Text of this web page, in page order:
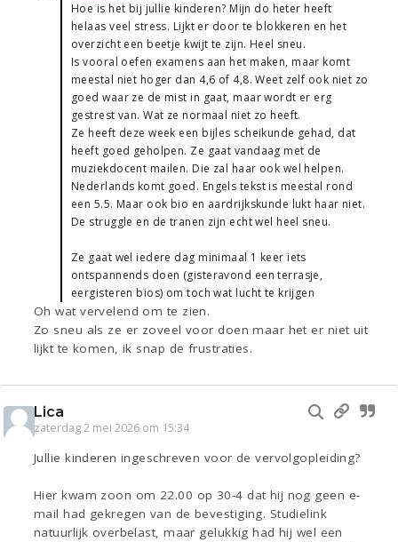
Hoe is het bij jullie kinderen? Mijn do heter heeft
helaas veel stress. Lijkt er door te blokkeren en het
overzicht een beetje kwijt te zijn. Heel sneu.
Is vooral oefen examens aan het maken, maar komt
meestal niet hoger dan 4,6 of 4,8. Weet zelf ook niet zo
goed waar ze de mist in gaat, maar wordt er erg
gestrest van. Wat ze normaal niet zo heeft.
Ze heeft deze week een bijles scheikunde gehad, dat
heeft goed geholpen. Ze gaat vandaag met de
muziekdocent mailen. Die zal haar ook wel helpen.
Nederlands komt goed. Engels tekst is meestal rond
een 5.5. Maar ook bio en aardrijkskunde lukt haar niet.
De struggle en de tranen zijn echt wel heel sneu.
Ze gaat wel iedere dag minimaal 1 keer iets
ontspannends doen (gisteravond een terrasje,
eergisteren bios) om toch wat lucht te krijgen
Oh wat vervelend om te zien.
Zo sneu als ze er zoveel voor doen maar het er niet uit
lijkt te komen, ik snap de frustraties.
Lica
zaterdag 2 mei 2026 om 15:34
Jullie kinderen ingeschreven voor de vervolgopleiding?
Hier kwam zoon om 22.00 op 30-4 dat hij nog geen e-
mail had gekregen van de bevestiging. Studielink
natuurlijk overbelast, maar gelukkig had hij wel een